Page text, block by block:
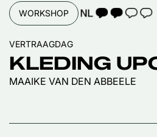
WORKSHOP TAALICOON 2
KLEDING
MAAIKE VAN DEN ABBEELE
VERTRAAGDAG